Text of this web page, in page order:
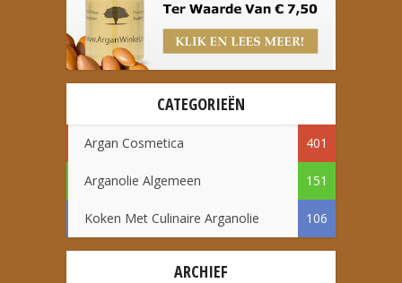
CATEGORIEËN
Argan Cosmetica 401
Arganolie Algemeen 151
Koken Met Culinaire Arganolie 106
ARCHIEF